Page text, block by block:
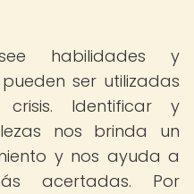
habilidades y
ser utilizadas
Identificar y
nos brinda un
y nos ayuda a
acertadas. Por